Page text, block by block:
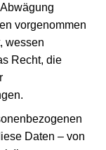
vorgenommen
wessen
Recht, die
Daten – von